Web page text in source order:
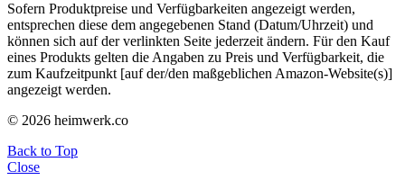
Sofern Produktpreise und Verfügbarkeiten angezeigt werden,
entsprechen diese dem angegebenen Stand (Datum/Uhrzeit) und
können sich auf der verlinkten Seite jederzeit ändern. Für den Kauf
eines Produkts gelten die Angaben zu Preis und Verfügbarkeit, die
zum Kaufzeitpunkt [auf der/den maßgeblichen Amazon-Website(s)]
angezeigt werden.
© 2026 heimwerk.co
Back to Top
Close